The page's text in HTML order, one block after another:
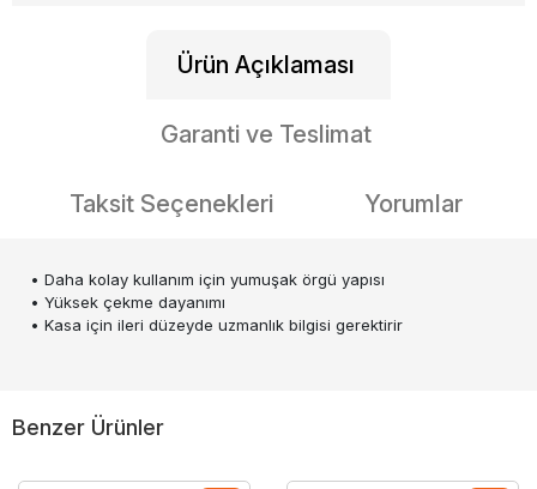
Ürün Açıklaması
Garanti ve Teslimat
Taksit Seçenekleri Yorumlar
• Daha kolay kullanım için yumuşak örgü yapısı
• Yüksek çekme dayanımı
• Kasa için ileri düzeyde uzmanlık bilgisi gerektirir
Benzer Ürünler